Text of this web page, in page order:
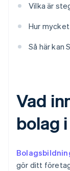
Vilka är
Hur
Så här kan
Vad
bolag
gör ditt